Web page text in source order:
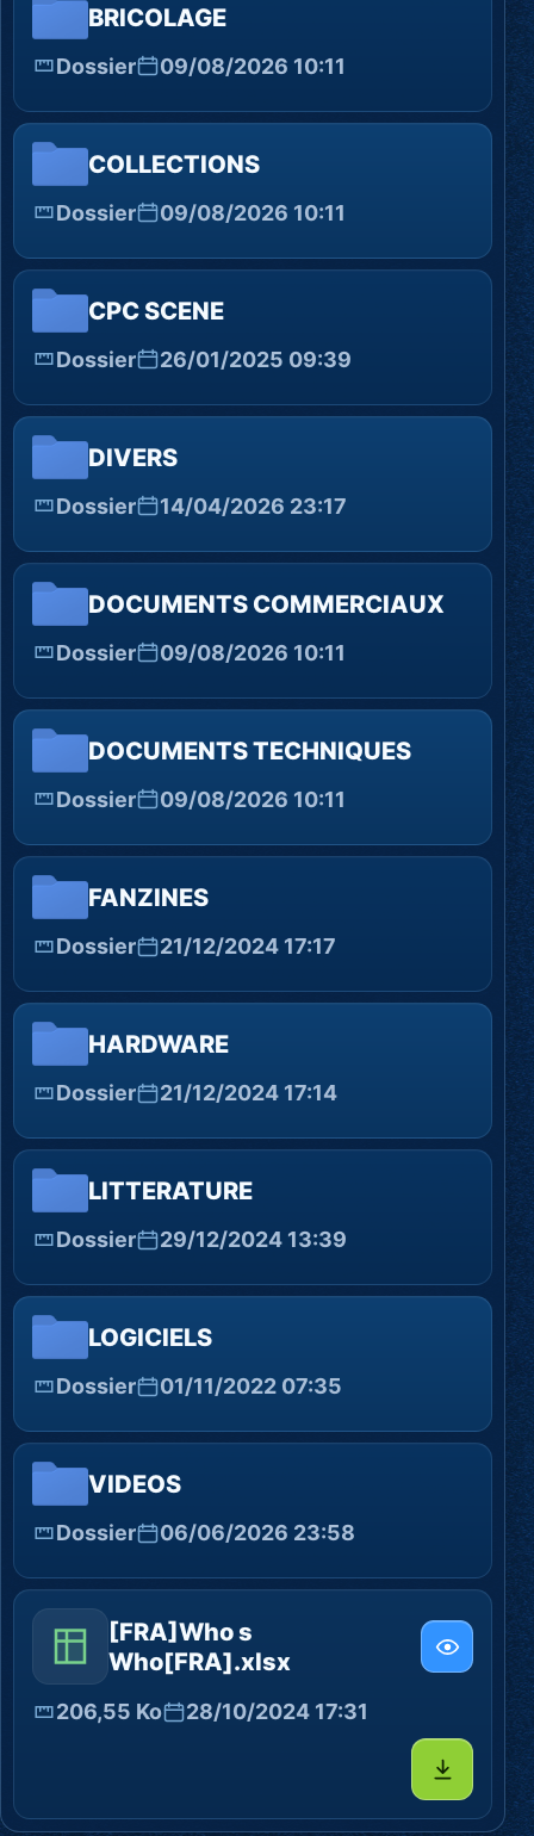
BRICOLAGE
Dossier 09/08/2026 10:11
COLLECTIONS
Dossier 09/08/2026 10:11
CPC SCENE
Dossier 26/01/2025 09:39
DIVERS
Dossier 14/04/2026 23:17
DOCUMENTS COMMERCIAUX
Dossier 09/08/2026 10:11
DOCUMENTS TECHNIQUES
Dossier 09/08/2026 10:11
FANZINES
Dossier 21/12/2024 17:17
HARDWARE
Dossier 21/12/2024 17:14
LITTERATURE
Dossier 29/12/2024 13:39
LOGICIELS
Dossier 01/11/2022 07:35
VIDEOS
Dossier 06/06/2026 23:58
[FRA]Who s
Who[FRA].xlsx
206,55 Ko 28/10/2024 17:31